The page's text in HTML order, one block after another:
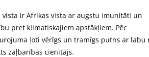
vista ir Āfrikas vista ar augstu imunitāti un
pret klimatiskajiem apstākļiem. Pēc
ļoti vērīgs un tramīgs putns ar labu
zaļbarības cienītājs.